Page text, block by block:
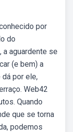
por
do
a aguardente se
(e bem) a
por ele,
Web42
Quando
que se torna
podemos